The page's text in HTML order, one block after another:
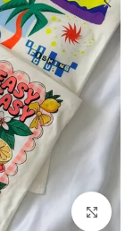
بزرگنمایی